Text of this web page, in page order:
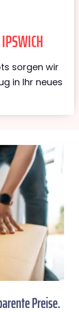
sorgen wir
in Ihr neues
Preise.